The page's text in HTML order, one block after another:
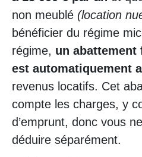
non meublé (location
bénéficier du régime
régime, un abattement
est automatiquement
revenus locatifs. Cet
compte les charges, y
d’emprunt, donc vous
déduire séparément.